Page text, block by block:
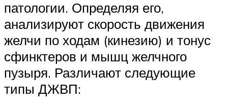
патологии. Определяя его,
анализируют скорость движения
желчи по ходам (кинезию) и тонус
сфинктеров и мышц желчного
пузыря. Различают следующие
типы ДЖВП: